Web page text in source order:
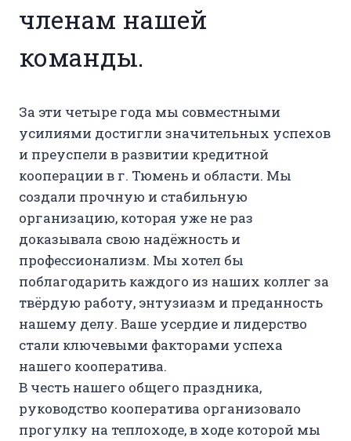
членам нашей
команды.
За эти четыре года мы совместными
усилиями достигли значительных успехов
и преуспели в развитии кредитной
кооперации в г. Тюмень и области. Мы
создали прочную и стабильную
организацию, которая уже не раз
доказывала свою надёжность и
профессионализм. Мы хотел бы
поблагодарить каждого из наших коллег за
твёрдую работу, энтузиазм и преданность
нашему делу. Ваше усердие и лидерство
стали ключевыми факторами успеха
нашего кооператива.
В честь нашего общего праздника,
руководство кооператива организовало
прогулку на теплоходе, в ходе которой мы